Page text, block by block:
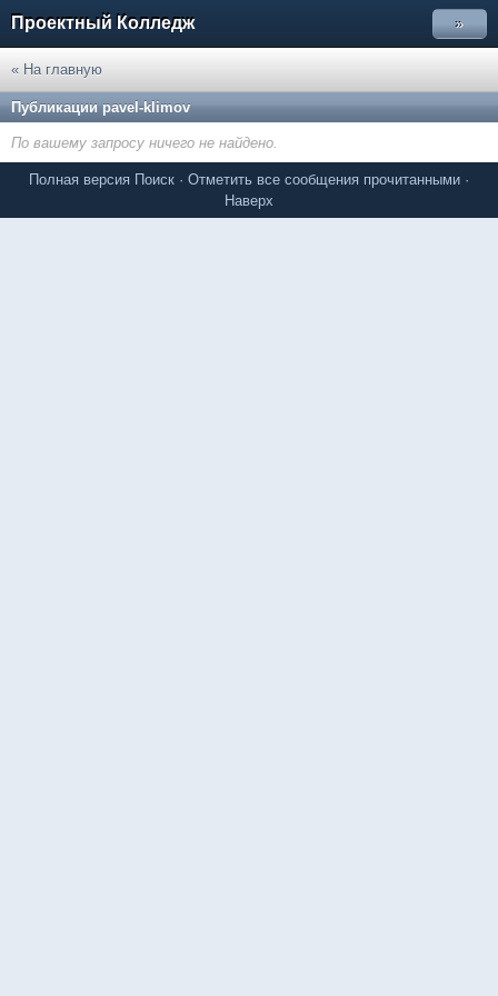
Проектный Колледж »
« На главную
Публикации pavel-klimov
По вашему запросу ничего не найдено.
Полная версия Поиск · Отметить все сообщения прочитанными ·
Наверх